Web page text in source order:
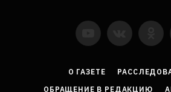
YouTube
О ГАЗЕТЕ
ОБРАЩЕНИЕ В РЕДАКЦИЮ